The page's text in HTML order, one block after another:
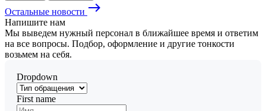
Остальные новости east
Напишите нам
Мы выведем нужный персонал в ближайшее время и ответим
на все вопросы. Подбор, оформление и другие тонкости
возьмем на себя.
Dropdown
First name